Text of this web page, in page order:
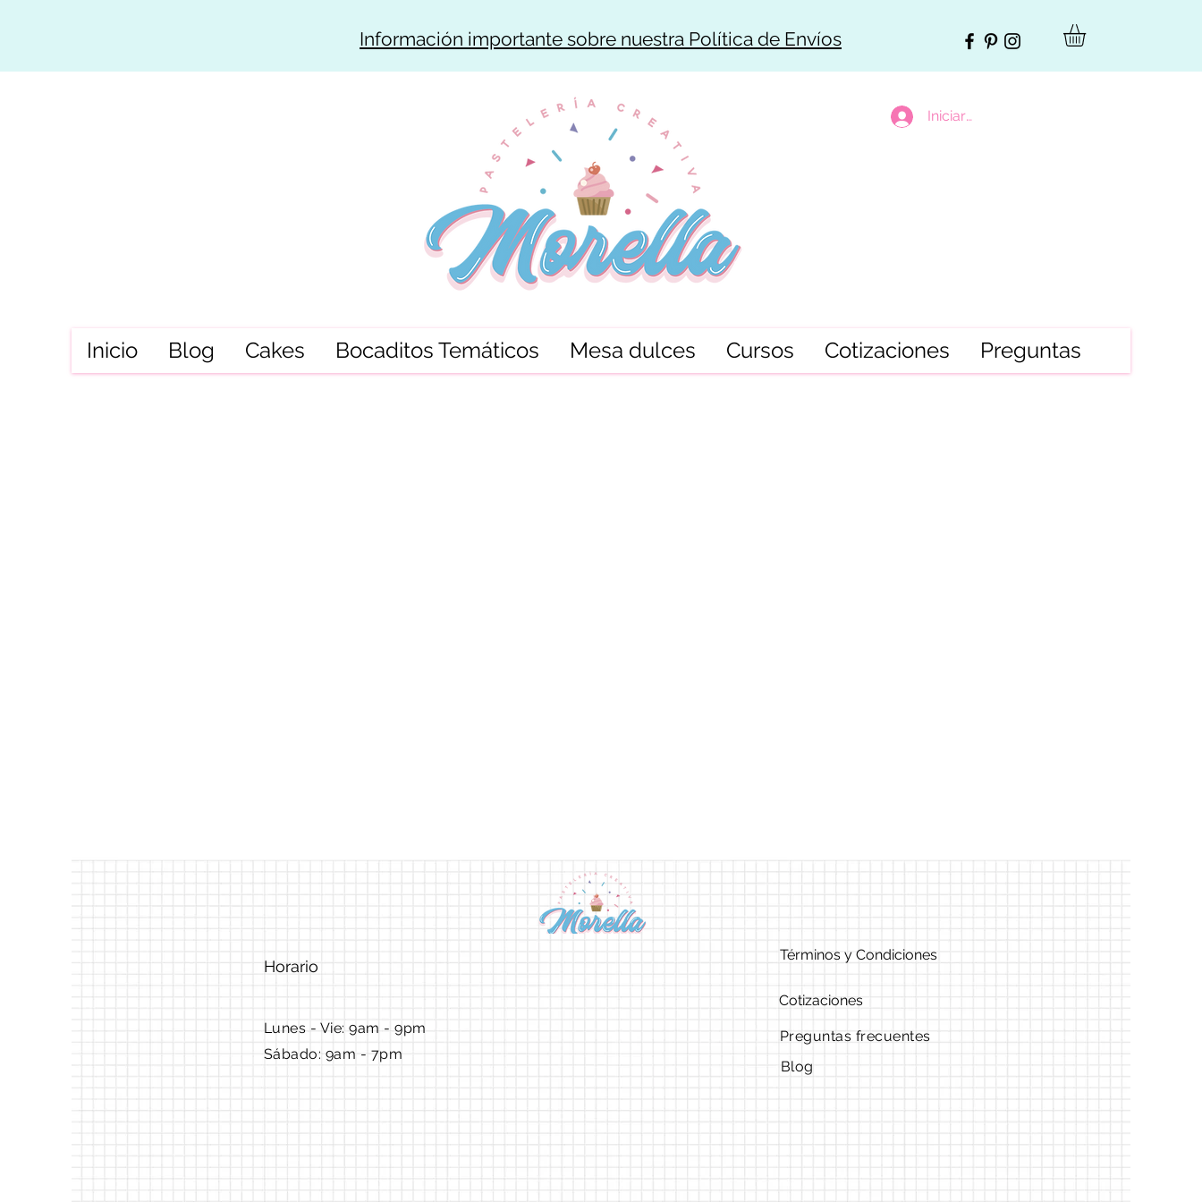
Iniciar sesión
Información importante sobre nuestra Política de Envíos
Inicio Blog Cakes Bocaditos Temáticos Mesa dulces Cursos Cotizaciones Preguntas
Horario
Términos y Condiciones
Cotizaciones
Lunes - Vie: 9am - 9pm ​​
Sábado: 9am - 7pm
Preguntas frecuentes
Blog